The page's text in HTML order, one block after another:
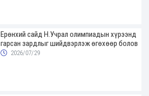
Ерөнхий сайд Н.Учрал олимпиадын хүрээнд
гарсан зардлыг шийдвэрлэж өгөхөөр болов
2026/07/29